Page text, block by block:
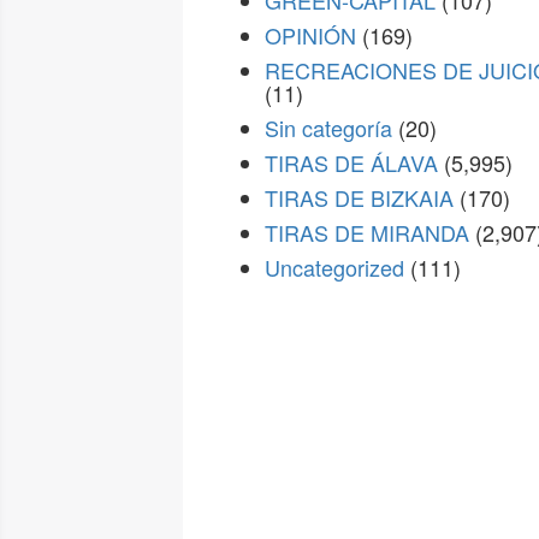
OPINIÓN (169)
RECREACIONES DE
(11)
Sin categoría (20)
TIRAS DE ÁLAVA (5,995)
TIRAS DE BIZKAIA (170)
TIRAS DE MIRANDA
Uncategorized (111)